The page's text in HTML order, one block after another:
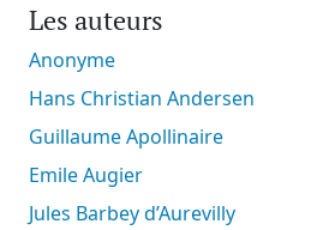
Les auteurs
Anonyme
Hans Christian Andersen
Guillaume Apollinaire
Emile Augier
Jules Barbey d’Aurevilly